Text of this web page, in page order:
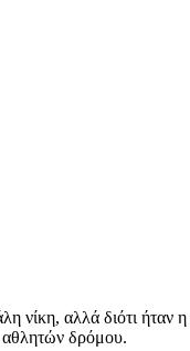
αλλά διότι ήταν η
αθλητών δρόμου.